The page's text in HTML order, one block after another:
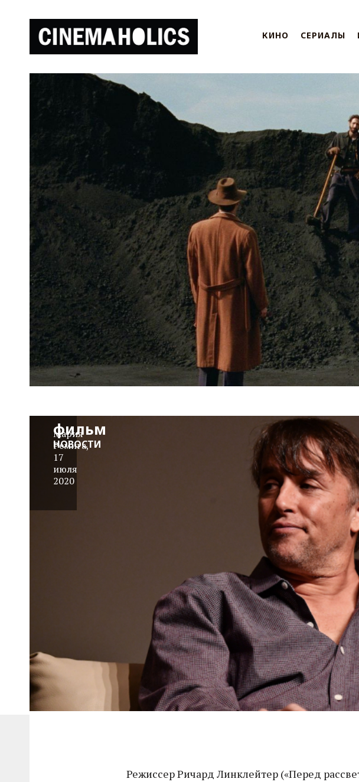
КИНО СЕРИАЛЫ
Ричард
Линклейтер
снимет для
Netflix
фильм
Мария
Ремига,
17
июля
2020
НОВОСТИ
Режиссер Ричард Линклейтер («Перед